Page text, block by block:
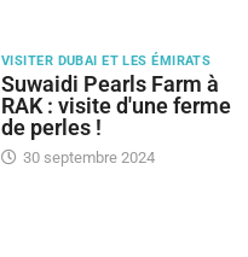
VISITER DUBAI ET LES ÉMIRATS
Suwaidi Pearls Farm à
RAK : visite d'une ferme
de perles !
30 septembre 2024